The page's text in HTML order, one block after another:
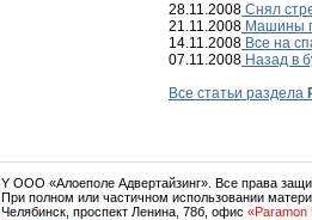
28.11.2008 Снял
21.11.2008 Машины
14.11.2008 Все на
07.11.2008 Назад в
Все статьи раздела
Y OOO «Алоеполе Адвертайзинг». Все права
При полном или частичном использовании
Челябинск, проспект Ленина, 78б, офис «Paramon